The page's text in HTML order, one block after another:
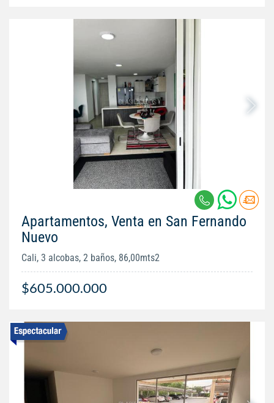
Apartamentos, Venta en San Fernando
Nuevo
Cali, 3 alcobas, 2 baños, 86,00mts2
$605.000.000